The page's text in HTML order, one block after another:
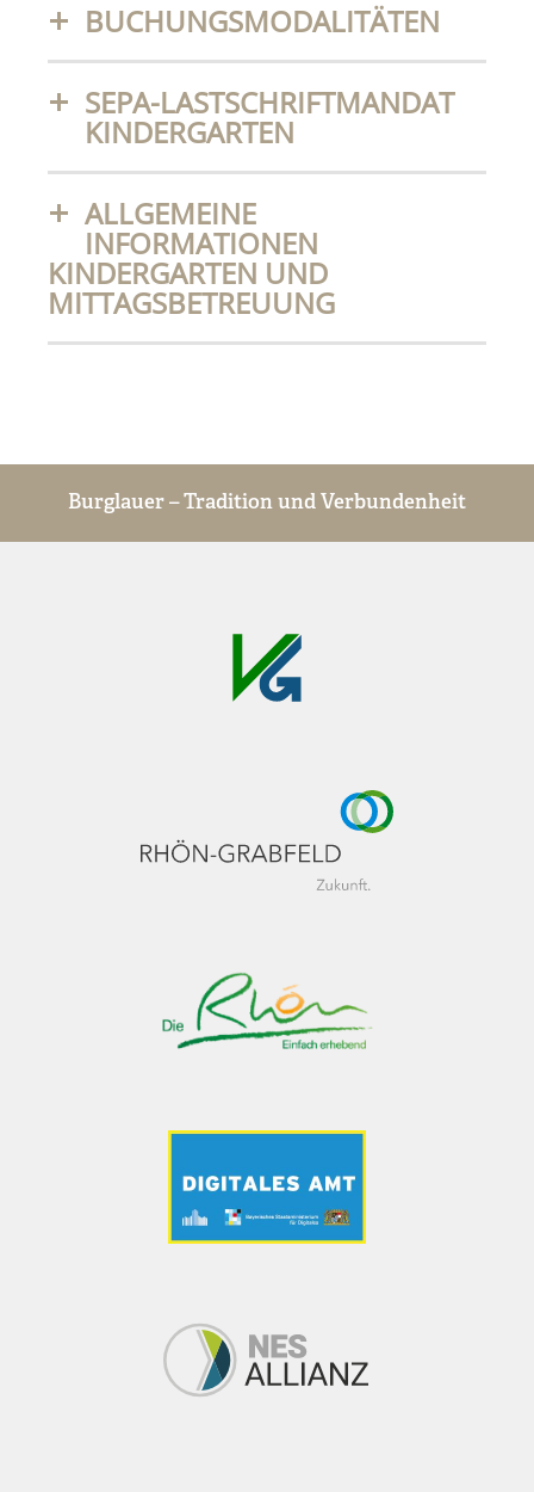
BUCHUNGSMODALITÄTEN
SEPA-LASTSCHRIFTMANDAT
KINDERGARTEN
ALLGEMEINE
INFORMATIONEN
KINDERGARTEN UND
MITTAGSBETREUUNG
Burglauer – Tradition und Verbundenheit